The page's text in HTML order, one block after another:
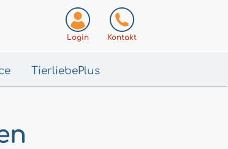
Login Kontakt
TierliebePlus